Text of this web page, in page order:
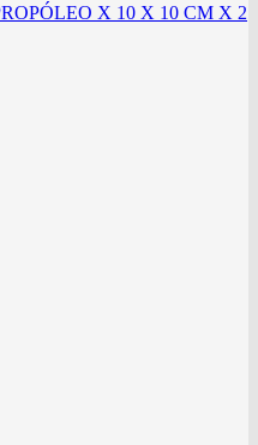
X 10 X 10 CM X 2